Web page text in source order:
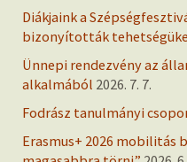
Diákjaink a
bizonyították
Ünnepi rendezvény az
alkalmából 2026. 7. 7.
Fodrász tanulmányi
Erasmus+ 2026 mobilitás